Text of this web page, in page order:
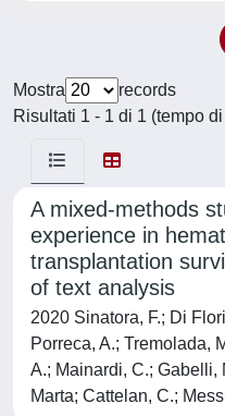
Mostra
records
Risultati 1 - 1 di 1 (tempo
A mixed-methods
experience in
transplantation
of text analysis
2020 Sinatora, F.; Di
Porreca, A.; Tremolada,
A.; Mainardi, C.; Gabelli,
Marta; Cattelan, C.;